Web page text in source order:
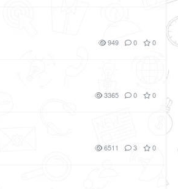
949 0 0
3365 0 0
6511 3 0